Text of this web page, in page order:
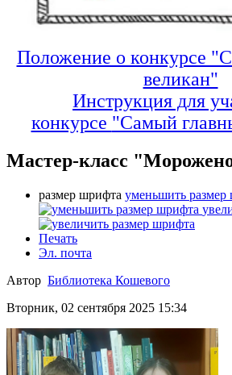
Положение о конкурсе
великан"
Инструкция для
конкурсе "Самый
Мастер-класс
размер шрифта уменьшить размер
Печать
Эл. почта
Автор Библиотека Кошевого
Вторник, 02 сентября 2025 15:34